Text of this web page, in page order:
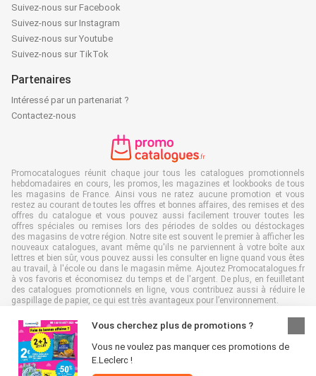
Vous cherchez plus de promotions ?
Vous ne voulez pas manquer ces promotions de
E.Leclerc !
Suivez-nous sur Facebook
Suivez-nous sur Instagram
Suivez-nous sur Youtube
Suivez-nous sur TikTok
Partenaires
Intéressé par un partenariat ?
Contactez-nous
Promocatalogues réunit chaque jour tous les catalogues promotionnels
hebdomadaires en cours, les promos, les magazines et lookbooks de tous
les magasins de France. Ainsi vous ne ratez aucune promotion et vous
restez au courant de toutes les offres et bonnes affaires, des remises et des
offres du catalogue et vous pouvez aussi facilement trouver toutes les
offres spéciales ou remises lors des périodes de soldes ou déstockages
des magasins de votre région. Notre site est souvent le premier à afficher les
nouveaux catalogues, avant même qu'ils ne parviennent à votre boîte aux
lettres et bien sûr, vous pouvez aussi les consulter en ligne quand vous êtes
au travail, à l'école ou dans le magasin même. Ajoutez Promocatalogues.fr
à vos favoris et économisez du temps et de l'argent. De plus, en feuilletant
des catalogues promotionnels en ligne, vous contribuez aussi à réduire le
gaspillage de papier, ce qui est très avantageux pour l’environnement.
Tous droits réservés & copie : Promocatalogues.fr 2026 |